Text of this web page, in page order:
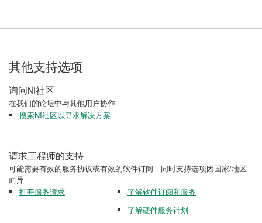
其他支持选项
询问NI社区
在我们的论坛中与其他用户协作
搜索NI社区以寻求解决方案
请求工程师的支持
可能需要有效的服务协议或有效的软件订阅，同时支持选项因国家/地区
而异
打开服务请求
了解软件订阅和服务
了解硬件服务计划